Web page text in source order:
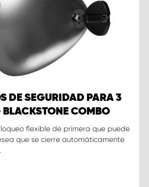
DE SEGURIDAD PARA 3
BLACKSTONE COMBO
flexible de primera que puede
que se cierre automáticamente